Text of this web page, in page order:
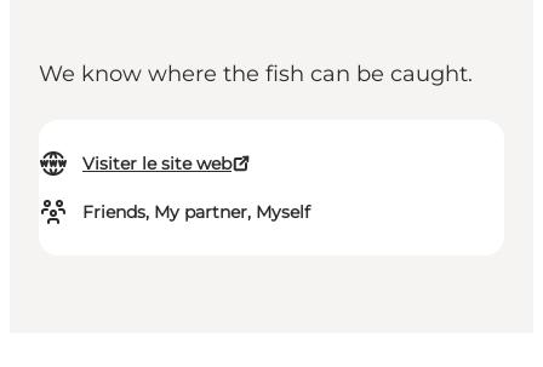
We know where the fish can be caught.
Visiter le site web
Friends, My partner, Myself